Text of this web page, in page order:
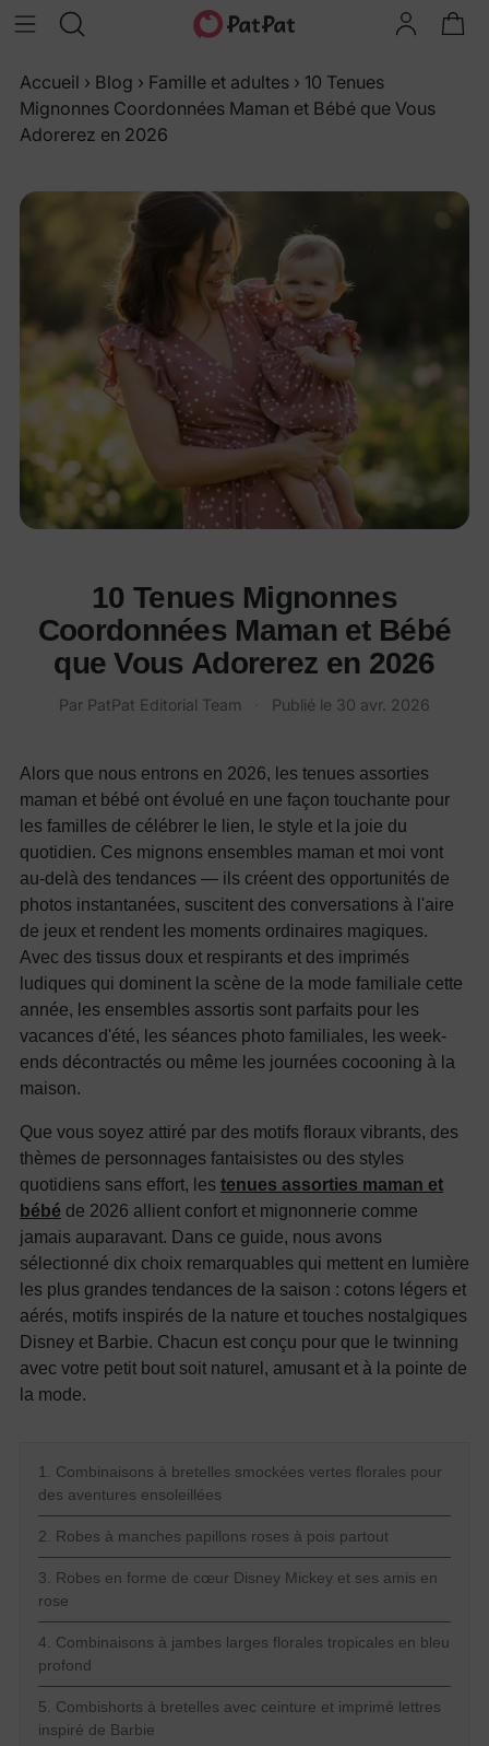
Accueil › Blog › Famille et adultes › 10 Tenues
Mignonnes Coordonnées Maman et Bébé que Vous
Adorerez en 2026
10 Tenues Mignonnes
Coordonnées Maman et Bébé
que Vous Adorerez en 2026
Par PatPat Editorial Team Publié le 30 avr. 2026
Alors que nous entrons en 2026, les tenues assorties
maman et bébé ont évolué en une façon touchante pour
les familles de célébrer le lien, le style et la joie du
quotidien. Ces mignons ensembles maman et moi vont
au-delà des tendances — ils créent des opportunités de
photos instantanées, suscitent des conversations à l'aire
de jeux et rendent les moments ordinaires magiques.
Avec des tissus doux et respirants et des imprimés
ludiques qui dominent la scène de la mode familiale cette
année, les ensembles assortis sont parfaits pour les
vacances d'été, les séances photo familiales, les week-
ends décontractés ou même les journées cocooning à la
maison.
Que vous soyez attiré par des motifs floraux vibrants, des
thèmes de personnages fantaisistes ou des styles
quotidiens sans effort, les tenues assorties maman et
bébé de 2026 allient confort et mignonnerie comme
jamais auparavant. Dans ce guide, nous avons
sélectionné dix choix remarquables qui mettent en lumière
les plus grandes tendances de la saison : cotons légers et
aérés, motifs inspirés de la nature et touches nostalgiques
Disney et Barbie. Chacun est conçu pour que le twinning
avec votre petit bout soit naturel, amusant et à la pointe de
la mode.
1. Combinaisons à bretelles smockées vertes florales pour
des aventures ensoleillées
2. Robes à manches papillons roses à pois partout
3. Robes en forme de cœur Disney Mickey et ses amis en
rose
4. Combinaisons à jambes larges florales tropicales en bleu
profond
5. Combishorts à bretelles avec ceinture et imprimé lettres
inspiré de Barbie